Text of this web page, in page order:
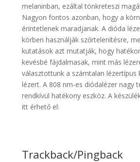
melaninban, ezáltal tönkreteszi
Nagyon fontos azonban, hogy a
érintetlenek maradjanak. A dióda
körben használják szőrtelenítésre,
kutatások azt mutatják, hogy
kevésbé fájdalmasak, mint más
választottunk a számtalan lézertípus
lézert. A 808 nm-es diódalézer nagy
rendkívül hatékony eszköz. A
itt érhető el:
Trackback/Pingback